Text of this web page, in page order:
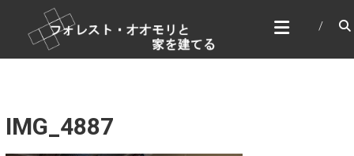
ン
フォレスト・オオモリと家
を建てる
家づくり＆DIY
IMG_4887